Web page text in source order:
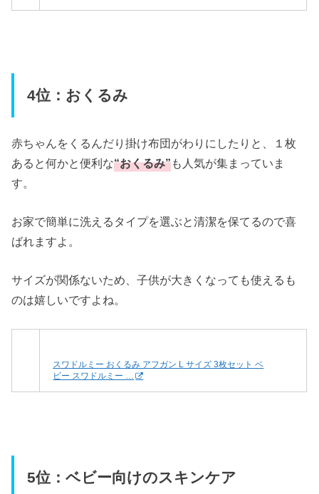
4位：おくるみ
赤ちゃんをくるんだり掛け布団がわりにしたりと、１枚
あると何かと便利な“おくるみ”も人気が集まっていま
す。
お家で簡単に洗えるタイプを選ぶと清潔を保てるので喜
ばれますよ。
サイズが関係ないため、子供が大きくなっても使えるも
のは嬉しいですよね。
スワドルミー おくるみ アフガン L サイズ 3枚セット ベ
ビー スワドルミー …
5位：ベビー向けのスキンケア